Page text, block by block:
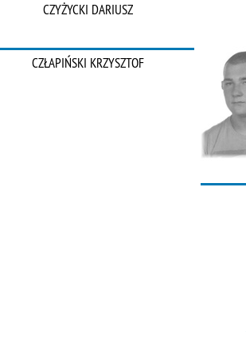
CZYŻYCKI DARIUSZ
CZŁAPIŃSKI KRZYSZTOF